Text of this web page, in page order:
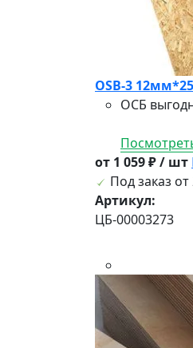
OSB-3
ОСБ
от 1 059 ₽ / шт
Под заказ от
Артикул:
ЦБ-00003273